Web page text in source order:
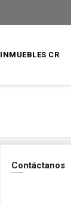
INMUEBLES CR
Contáctanos